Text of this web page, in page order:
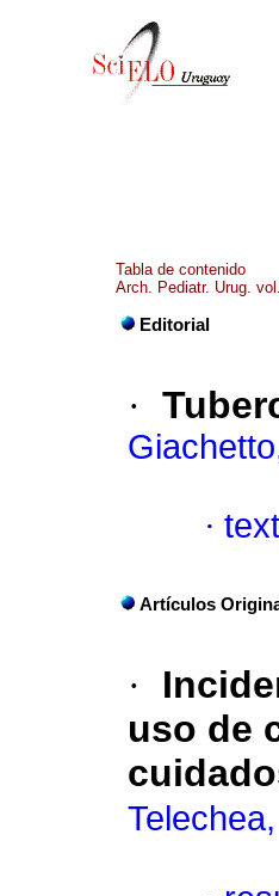
Tabla de contenido
Arch. Pediatr. Urug.
Editorial
·
·
Artículos
·
uso de